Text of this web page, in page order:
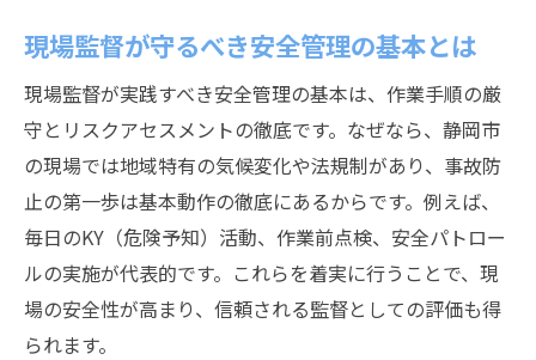
年収アップに直結する現場監督の工夫とは
現場監督が実践する事故防止のポイント
安全意識が現場監督の昇進につながる仕組
み
現場監督として高収入を目指すために
未経験から現場監督へ安全管理で差をつける道
未経験者が現場監督で活躍するための安全
管理
現場監督が守るべき安全管理の基本とは
現場監督が実践すべき安全管理の基本は、作業手順の厳
守とリスクアセスメントの徹底です。なぜなら、静岡市
の現場では地域特有の気候変化や法規制があり、事故防
止の第一歩は基本動作の徹底にあるからです。例えば、
毎日のKY（危険予知）活動、作業前点検、安全パトロー
ルの実施が代表的です。これらを着実に行うことで、現
場の安全性が高まり、信頼される監督としての評価も得
られます。